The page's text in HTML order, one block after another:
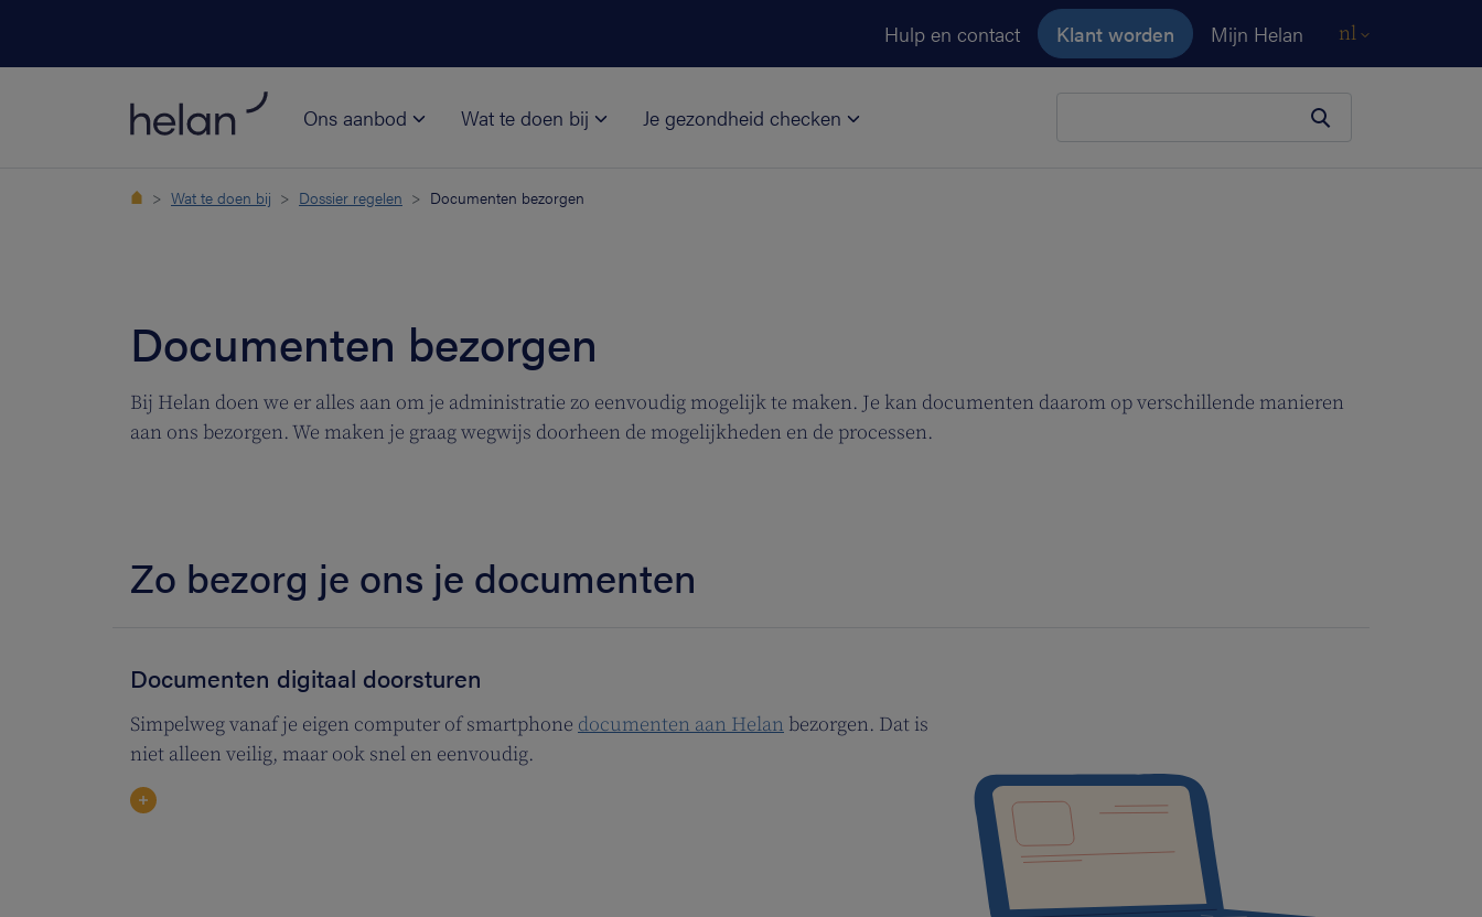
Hulp en contact Klant worden Mijn Helan nl
Ons aanbod Wat te doen bij Je gezondheid checken
Wat te doen bij Dossier regelen Documenten bezorgen
Documenten bezorgen
Bij Helan doen we er alles aan om je administratie zo eenvoudig mogelijk te maken. Je kan documenten daarom op verschillende manieren
aan ons bezorgen. We maken je graag wegwijs doorheen de mogelijkheden en de processen.
Zo bezorg je ons je documenten
Documenten digitaal doorsturen
Simpelweg vanaf je eigen computer of smartphone documenten aan Helan bezorgen. Dat is
niet alleen veilig, maar ook snel en eenvoudig.